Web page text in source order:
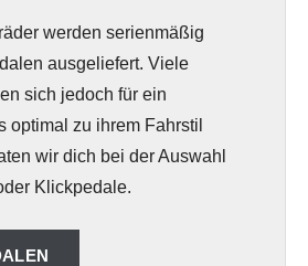
werden serienmäßig
ausgeliefert. Viele
sich jedoch für ein
optimal zu ihrem Fahrstil
wir dich bei der Auswahl
Klickpedale.